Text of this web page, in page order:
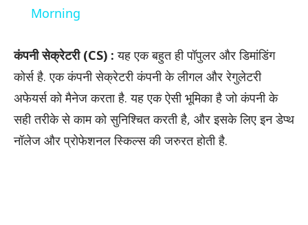
Morning
कंपनी सेक्रेटरी (CS) : यह एक बहुत ही पॉपुलर और डिमांडिंग
कोर्स है. एक कंपनी सेक्रेटरी कंपनी के लीगल और रेगुलेटरी
अफेयर्स को मैनेज करता है. यह एक ऐसी भूमिका है जो कंपनी के
सही तरीके से काम को सुनिश्चित करती है, और इसके लिए इन डेप्थ
नॉलेज और प्रोफेशनल स्किल्स की जरुरत होती है.